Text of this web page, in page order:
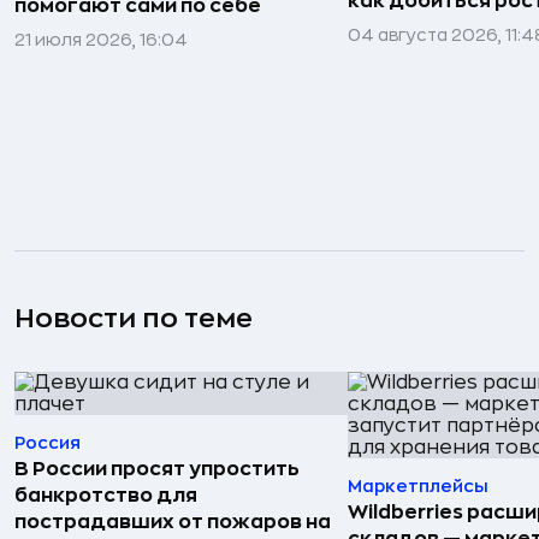
помогают сами по себе
21 июля 2026, 16:04 04 августа 2026,
Новости по теме
Россия
В России просят упростить
банкротство для
пострадавших от пожаров на
Маркетплейсы
Wildberries